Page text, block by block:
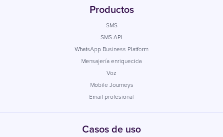
Productos
SMS
SMS API
WhatsApp Business Platform
Mensajería enriquecida
Voz
Mobile Journeys
Email profesional
Casos de uso